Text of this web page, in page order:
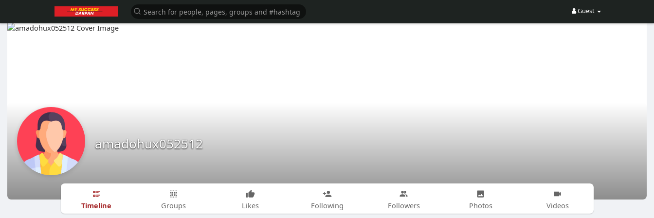
Guest
amadohux052512
Timeline Groups Likes Following Followers Photos Videos